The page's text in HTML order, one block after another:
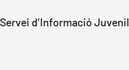
Servei d'Informació